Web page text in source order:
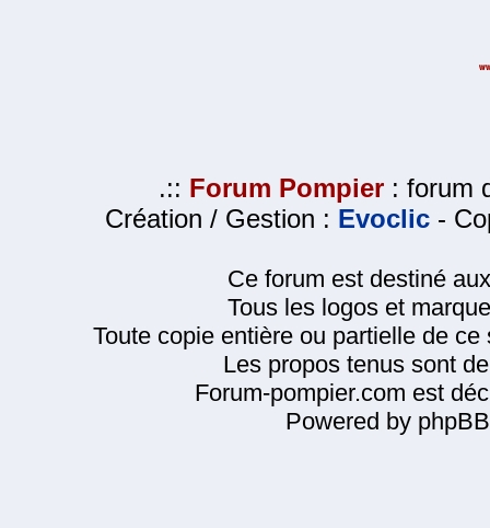
.:: Forum Pompier : forum
Création / Gestion : Evoclic -
Ce forum est destiné
Tous les logos et
Toute copie entière ou partielle de
Les propos tenus sont
Forum-pompier.com est
Powered by